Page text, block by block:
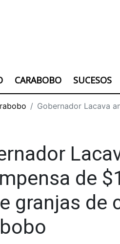
CARABOBO SUCESOS
Gobernador Lacava
de
granjas de